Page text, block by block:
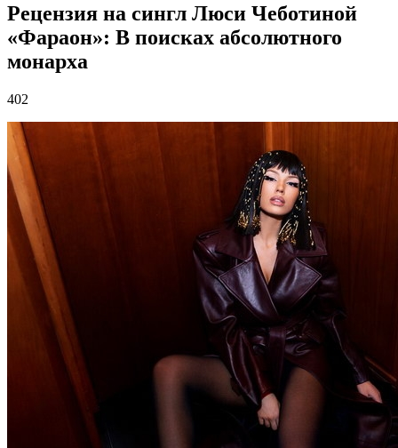
Рецензия на сингл Люси Чеботиной
«Фараон»: В поисках абсолютного
монарха
402